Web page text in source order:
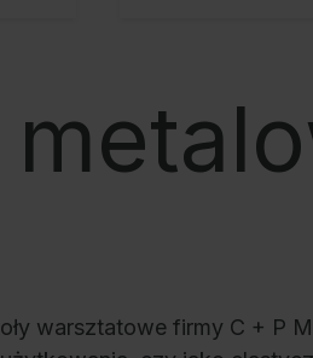
warsztatowe firmy C + P